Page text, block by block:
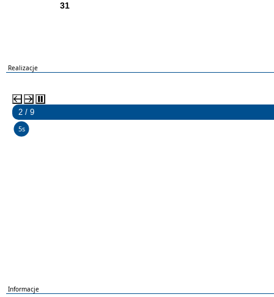
31
Realizacje
2 / 9
5s
Informacje